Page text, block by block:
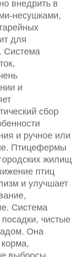
внедрить в
несушками,
для
Система
и
сбор
и ручное или
Птицефермы
жилищ
птиц
и улучшает
Система
чистые
Она